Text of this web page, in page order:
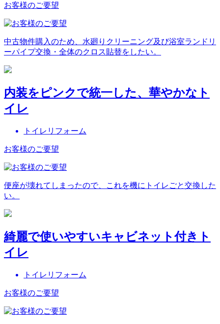
お客様のご要望
中古物件購入のため、水廻りクリーニング及び浴室ランドリ
ーパイプ交換・全体のクロス貼替をしたい。
内装をピンクで統一した、華やかなト
イレ
トイレリフォーム
お客様のご要望
便座が壊れてしまったので、これを機にトイレごと交換した
い。
綺麗で使いやすいキャビネット付きト
イレ
トイレリフォーム
お客様のご要望